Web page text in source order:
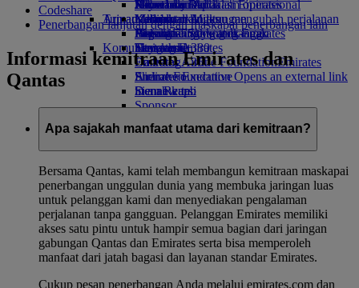
Minuman
Armada kami
Boeing 777
Emirates A380
Emirates A350
Emirates Executive
Denah kursi
Hiburan anak
Mainan anak
Aktivitas untuk anak-anak
Keberlanjutan dalam operasional
Kebijakan lingkungan
Laporan lingkungan
Komunitas kami
Emirates Airline FoundationEmirates
Airline Foundation Opens an external link
in a new tab
Sponsor
Jakarta ke Dubai
Tujuan terbaru
Helsinki
Hangzhou
Da Nang
Shenzhen
Siem Reap
Skywards Rail
Kalkulator Miles
Masuk ke Skywards Emirates
Skywards+
Ponsel dan Aplikasi Emirates
Membatalkan atau mengubah perjalanan
Perjalanan yang terganggu
Tentang Emirates
Codeshare
Penerbangan lanjutan dengan maskapai penerbangan lain
Informasi kemitraan Emirates dan
Qantas
Apa sajakah manfaat utama dari kemitraan?
Bersama Qantas, kami telah membangun kemitraan maskapai
penerbangan unggulan dunia yang membuka jaringan luas
untuk pelanggan kami dan menyediakan pengalaman
perjalanan tanpa gangguan. Pelanggan Emirates memiliki
akses satu pintu untuk hampir semua bagian dari jaringan
gabungan Qantas dan Emirates serta bisa memperoleh
manfaat dari jatah bagasi dan layanan standar Emirates.
Cukup pesan penerbangan Anda melalui emirates.com dan